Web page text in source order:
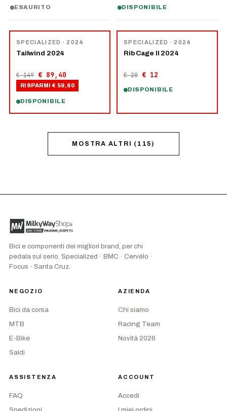
ESAURITO DISPONIBILE
SPECIALIZED · 2024
Tailwind 2024
€ 149 € 89,40
RISPARMI € 59,60
DISPONIBILE
SPECIALIZED · 2024
Rib Cage II 2024
€ 20 € 12
DISPONIBILE
MOSTRA ALTRI ( 115)
Bici e componenti dei migliori brand, per chi
pedala sul serio. Specialized · BMC · Cervélo ·
Focus · Santa Cruz.
NEGOZIO
Bici da corsa
MTB
E-Bike
Saldi
AZIENDA
Chi siamo
Racing Team
Novità 2026
ASSISTENZA
FAQ
ACCOUNT
Accedi